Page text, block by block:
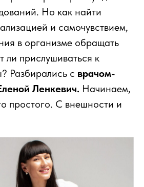
Но как найти
и самочувствием,
в организме обращать
ли прислушиваться к
Разбирались с врачом-
Ленкевич. Начинаем,
простого. С внешности и